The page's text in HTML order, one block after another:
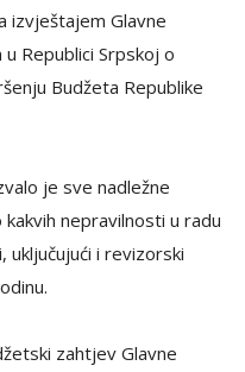
izvještajem Glavne
Republici Srpskoj o
Budžeta Republike
je sve nadležne
nepravilnosti u radu
i revizorski
zahtjev Glavne